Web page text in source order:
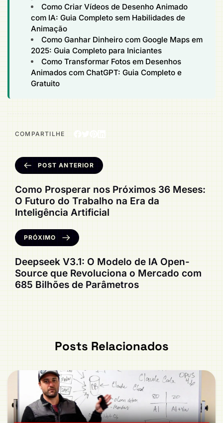
Como Criar Vídeos de Desenho Animado
com IA: Guia Completo sem Habilidades de
Animação
Como Ganhar Dinheiro com Google Maps em
2025: Guia Completo para Iniciantes
Como Transformar Fotos em Desenhos
Animados com ChatGPT: Guia Completo e
Gratuito
COMPARTILHE
POST ANTERIOR
Como Prosperar nos Próximos 36 Meses:
O Futuro do Trabalho na Era da
Inteligência Artificial
PRÓXIMO
Deepseek V3.1: O Modelo de IA Open-
Source que Revoluciona o Mercado com
685 Bilhões de Parâmetros
Posts Relacionados